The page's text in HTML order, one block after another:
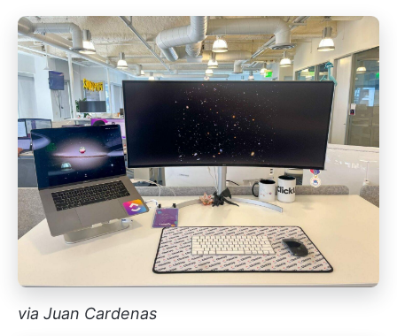
via Juan Cardenas